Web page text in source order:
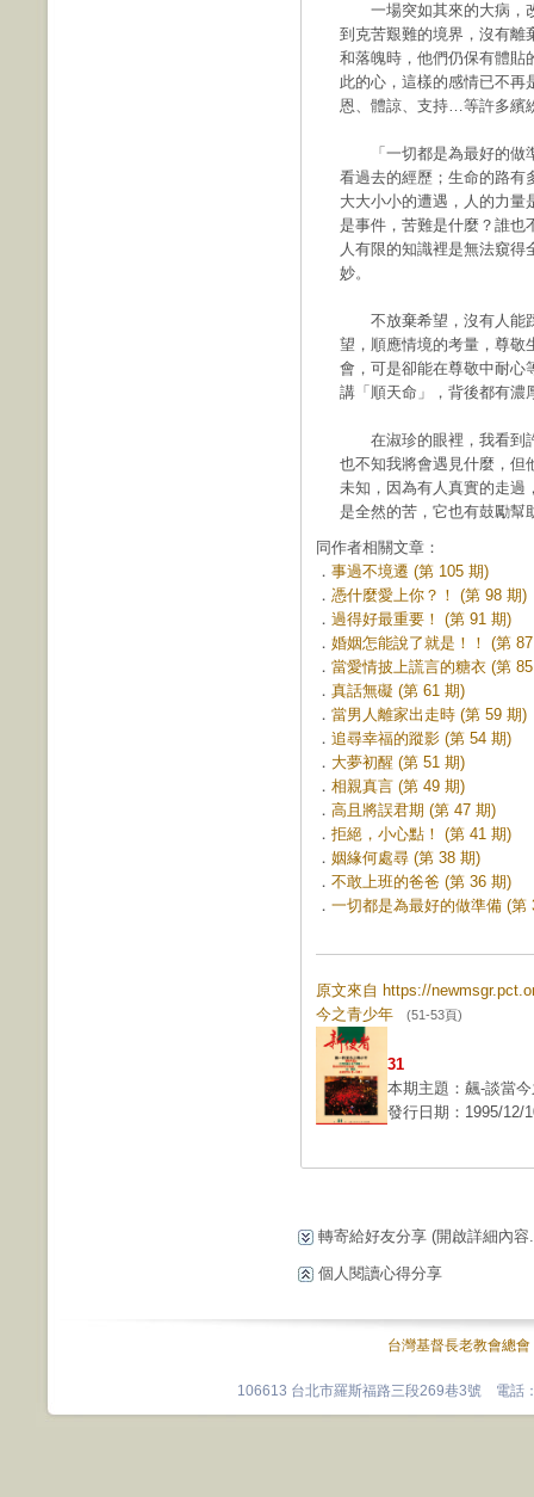
一場突如其來的大病，改
到克苦艱難的境界，沒有離
和落魄時，他們仍保有體貼
此的心，這樣的感情已不再
恩、體諒、支持…等許多繽
「一切都是為最好的做準
看過去的經歷；生命的路有
大大小小的遭遇，人的力量
是事件，苦難是什麼？誰也
人有限的知識裡是無法窺
妙。
不放棄希望，沒有人能
望，順應情境的考量，尊敬
會，可是卻能在尊敬中耐心
講「順天命」，背後都有濃
在淑珍的眼裡，我看到許
也不知我將會遇見什麼，但
未知，因為有人真實的走過
是全然的苦，它也有鼓勵幫
同作者相關文章：
． 事過不境遷 (第 105 期)
． 憑什麼愛上你？！ (第 98 期)
． 過得好最重要！ (第 91 期)
． 婚姻怎能說了就是！！ (第
． 當愛情披上謊言的糖衣 (第
． 真話無礙 (第 61 期)
． 當男人離家出走時 (第 59 期)
． 追尋幸福的蹤影 (第 54 期)
． 大夢初醒 (第 51 期)
． 相親真言 (第 49 期)
． 高且將誤君期 (第 47 期)
． 拒絕，小心點！ (第 41 期)
． 姻緣何處尋 (第 38 期)
． 不敢上班的爸爸 (第 36 期)
． 一切都是為最好的做準備 (第
原文來自 https://
今之青少年 (51-53頁)
31
本期主題：飆-談當
發行日期：1995/12/
轉寄給好友分享 (開啟詳細內容
個人閱讀心得分享
台灣基督長老教會總會
106613 台北市羅斯福路三段269巷3號 電